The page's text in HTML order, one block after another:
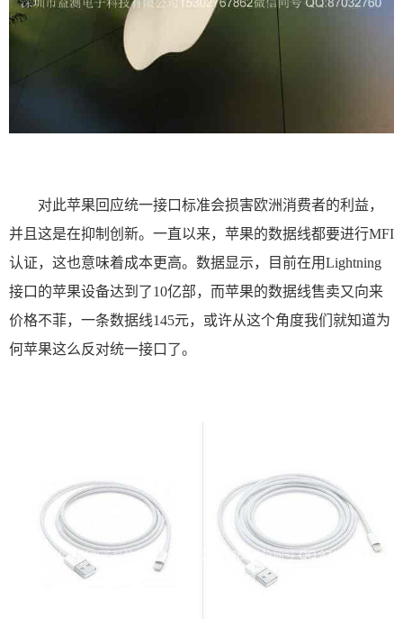
对此苹果回应统一接口标准会损害欧洲消费者的利益，
并且这是在抑制创新。一直以来，苹果的数据线都要进行MFI
认证，这也意味着成本更高。数据显示，目前在用Lightning
接口的苹果设备达到了10亿部，而苹果的数据线售卖又向来
价格不菲，一条数据线145元，或许从这个角度我们就知道为
何苹果这么反对统一接口了。